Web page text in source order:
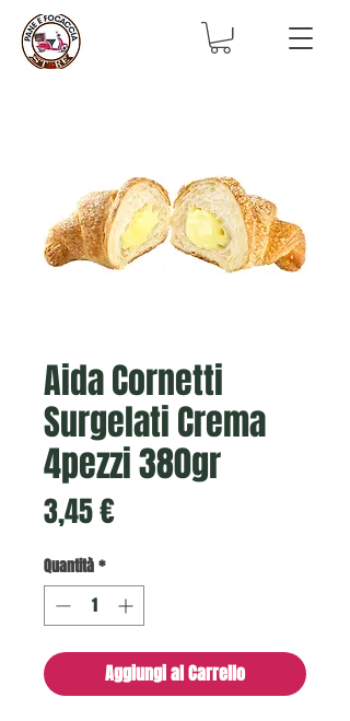
Aida Cornetti
Surgelati Crema
4pezzi 380gr
3,45 €Prezzo
Quantità*
Aggiungi al Carrello